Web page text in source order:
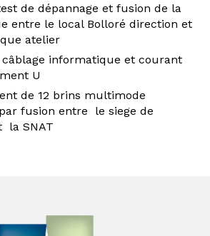
de dépannage et fusion de la
entre le local Bolloré direction et
atelier
câblage informatique et courant
U
de 12 brins multimode
fusion entre le siege de
la SNAT